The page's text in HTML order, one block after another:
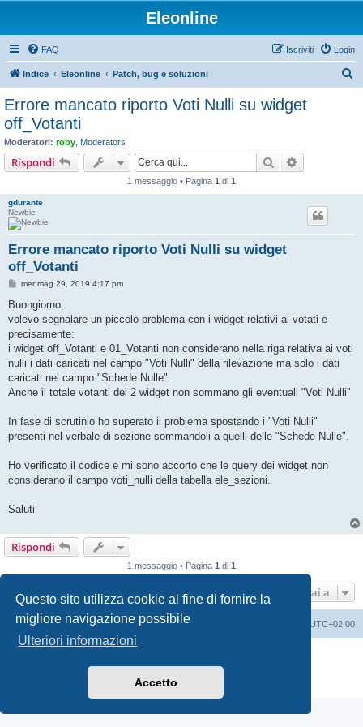
Questo sito utilizza cookie al fine di fornire la
migliore navigazione possibile
Ulteriori informazioni
Accetto
Eleonline
FAQ Login
Iscriviti
Indice Eleonline Patch, bug e soluzioni
Errore mancato riporto Voti Nulli su widget
off_Votanti
Moderatori: roby Moderators
Rispondi Cerca
1 messaggio • Pagina 1 di 1
gdurante
Newbie
Errore mancato riporto Voti Nulli su widget
off_Votanti
M
s
a
g
i
o
mer mag 29, 2019 4:17 pm
Buongiorno,
volevo segnalare un piccolo problema con i widget relativi ai votati e
precisamente:
i widget off_Votanti e 01_Votanti non considerano nella riga relativa ai voti
nulli i dati caricati nel campo "Voti Nulli" della rilevazione ma solo i dati
caricati nel campo "Schede Nulle".
Anche il totale votanti dei 2 widget non sommano gli eventuali "Voti Nulli"
In fase di scrutinio ho superato il problema spostando i "Voti Nulli"
presenti nel verbale di sezione sommandoli a quelli delle "Schede Nulle".
Ho verificato il codice e mi sono accorto che le query dei widget non
considerano il campo voti_nulli della tabella ele_sezioni.
Saluti
Rispondi
1 messaggio • Pagina 1 di 1
Vai a
Indice UTC+02:00
Cancella cookie
Traduzione ItalianaphpBB-Italia.it
Privacy|